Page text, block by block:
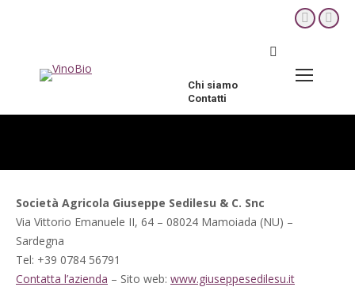
YouTube
in
window
Cerca:
Chi siamo
Contatti
Società Agricola Giuseppe Sedilesu & C. Snc
Via Vittorio Emanuele II, 64 – 08024 Mamoiada (NU) –
Sardegna
Tel: +39 0784 56791
Contatta l’azienda – Sito web: www.giuseppesedilesu.it